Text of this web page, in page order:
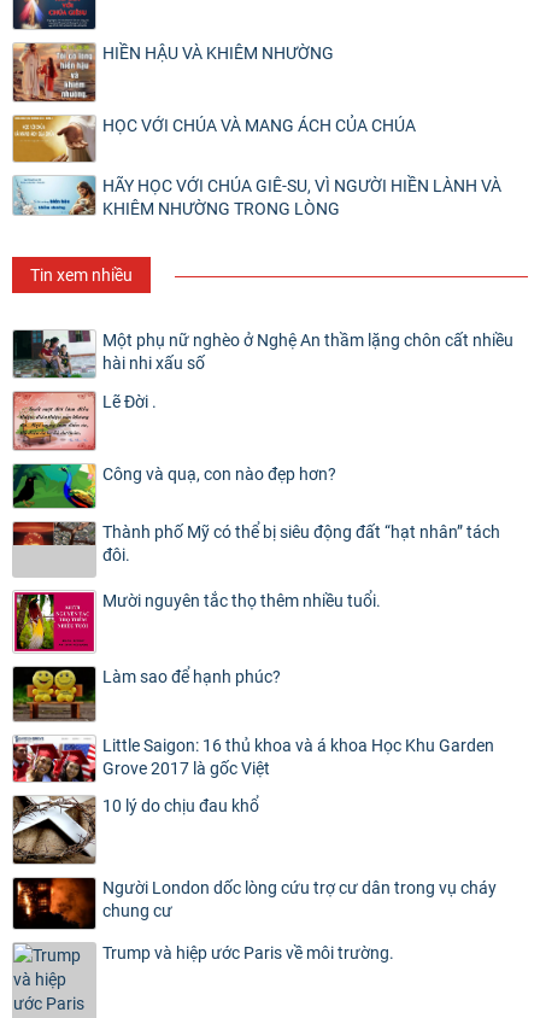
HIỀN HẬU VÀ KHIÊM NHƯỜNG
HỌC VỚI CHÚA VÀ MANG ÁCH CỦA CHÚA
HÃY HỌC VỚI CHÚA GIÊ-SU, VÌ NGƯỜI HIỀN LÀNH VÀ
KHIÊM NHƯỜNG TRONG LÒNG
Tin xem nhiều
Một phụ nữ nghèo ở Nghệ An thầm lặng chôn cất nhiều
hài nhi xấu số
Lẽ Đời .
Công và quạ, con nào đẹp hơn?
Thành phố Mỹ có thể bị siêu động đất “hạt nhân” tách
đôi.
Mười nguyên tắc thọ thêm nhiều tuổi.
Làm sao để hạnh phúc?
Little Saigon: 16 thủ khoa và á khoa Học Khu Garden
Grove 2017 là gốc Việt
10 lý do chịu đau khổ
Người London dốc lòng cứu trợ cư dân trong vụ cháy
chung cư
Trump và hiệp ước Paris về môi trường.